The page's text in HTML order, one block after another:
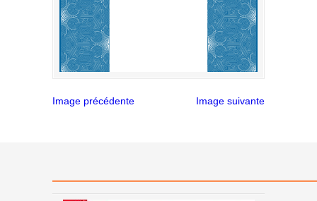
Image précédente Image suivante